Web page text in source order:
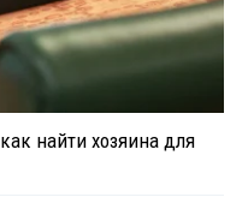
найти хозяина для